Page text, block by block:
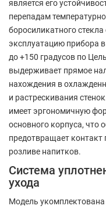
является его
перепадам
боросиликатного
эксплуатацию прибора
до +150 градусов по
выдерживает прямое
нахождения в
и растрескивания
имеет эргономичную
основного корпуса, что
предотвращает контакт
розливе напитков.
Система
ухода
Модель